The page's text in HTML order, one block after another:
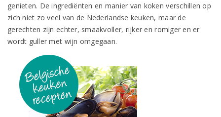
genieten. De ingrediënten en manier van koken verschillen op
zich niet zo veel van de Nederlandse keuken, maar de
gerechten zijn echter, smaakvoller, rijker en romiger en er
wordt guller met wijn omgegaan.